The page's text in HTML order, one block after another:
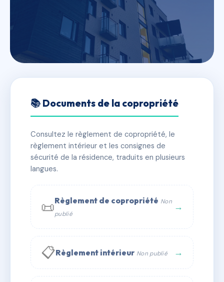
1 Avenue d'OSSUNA
✓ Immatriculée 🏠 15 lots 🏗 1 bâtiment(s)
📞 Contacter Syndic Digital
📚 Documents de la copropriété
Consultez le règlement de copropriété, le
règlement intérieur et les consignes de
sécurité de la résidence, traduits en plusieurs
langues.
📜Règlement de copropriété Non
publié
→
📋Règlement intérieur Non publié →